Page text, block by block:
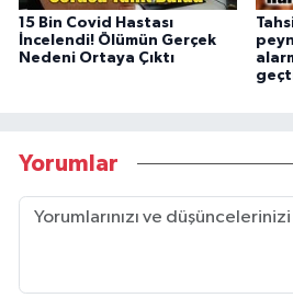
15 Bin Covid Hastası
İncelendi! Ölümün Gerçek
Nedeni Ortaya Çıktı
Yorumlar